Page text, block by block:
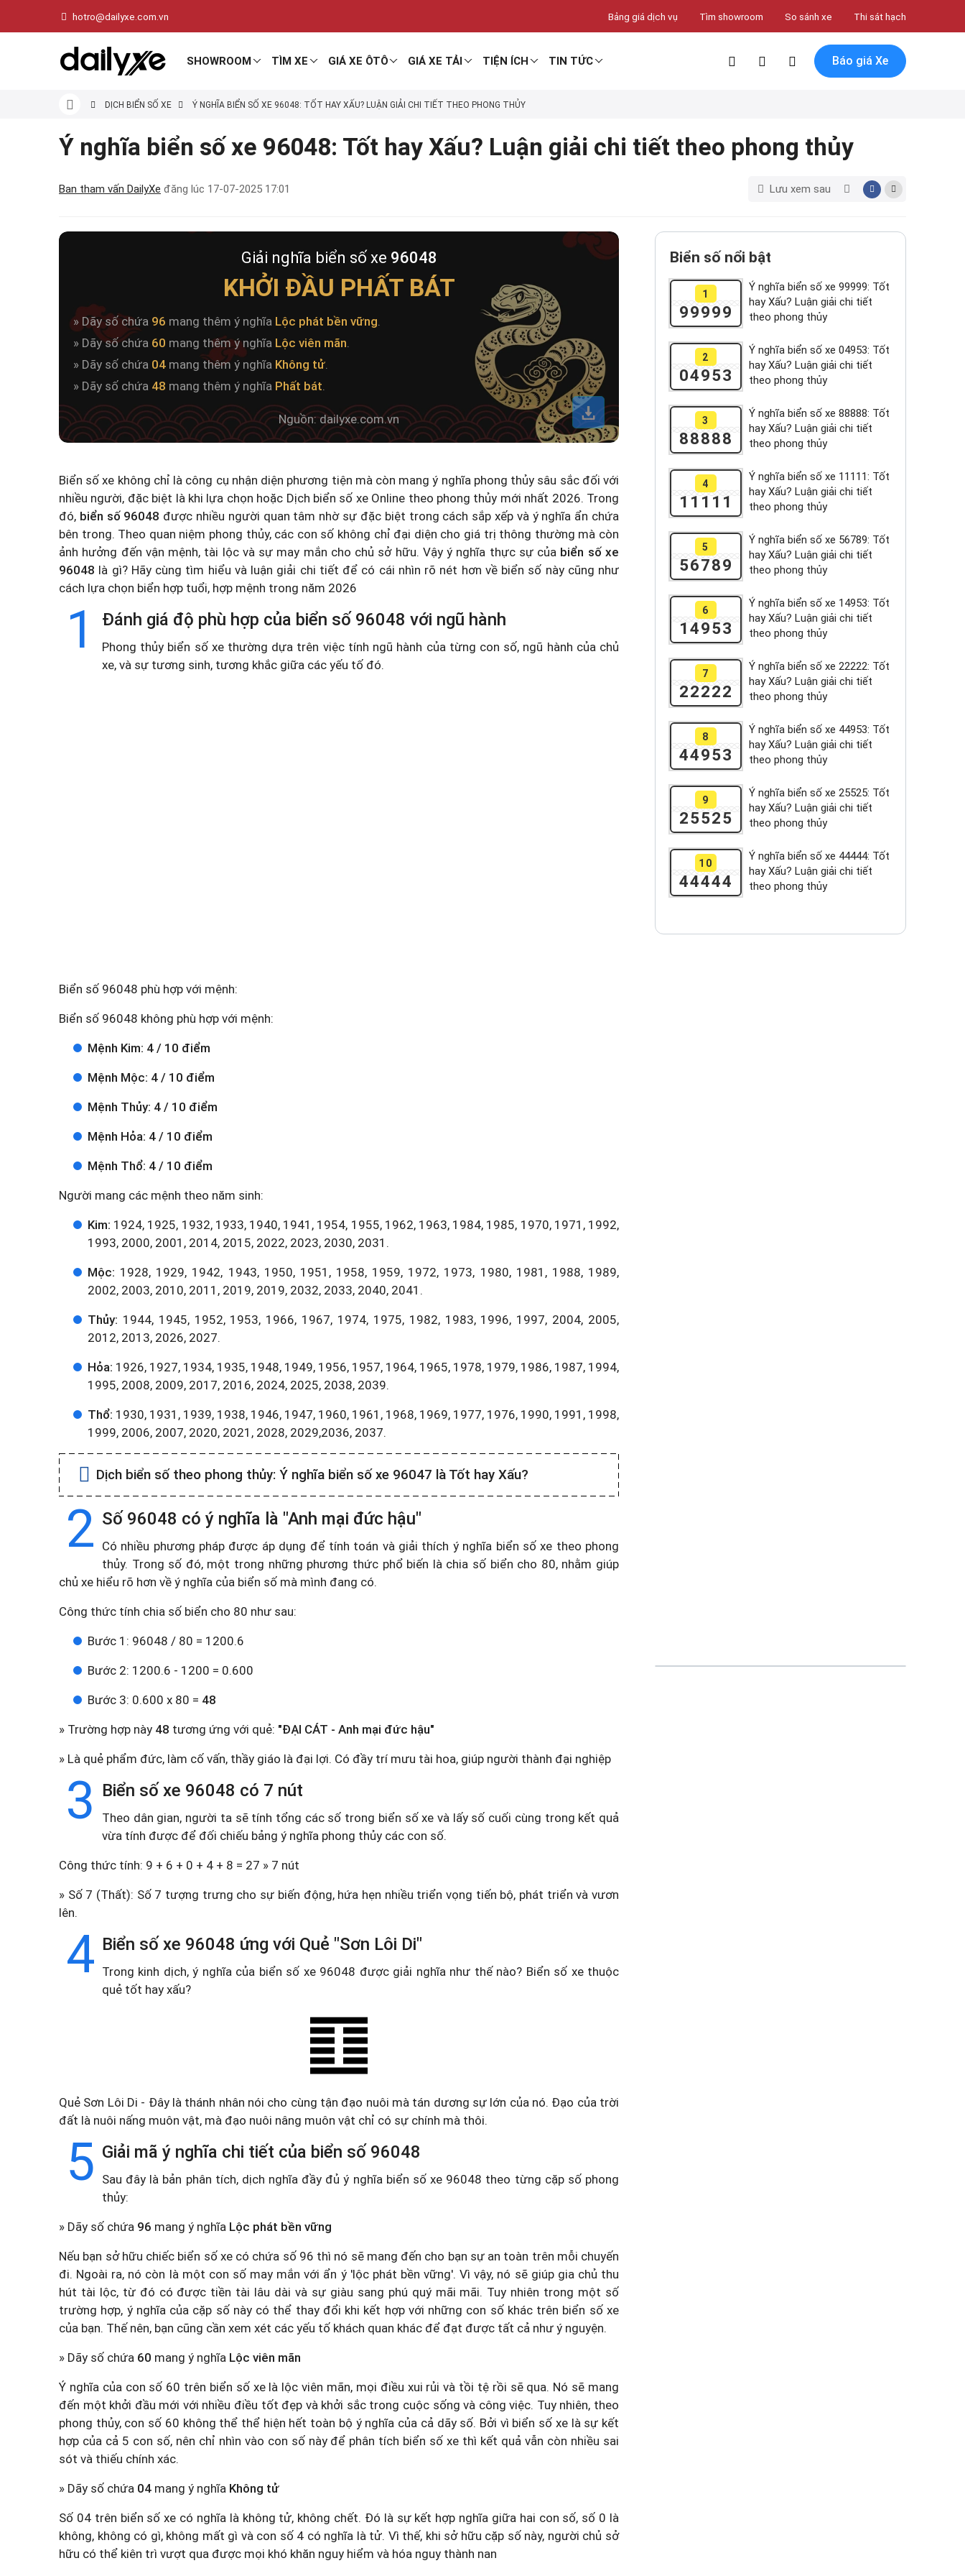
hotro@dailyxe.com.vn Bảng giá dịch vụ Tìm showroom So sánh xe Thi sát hạch
SHOWROOM TÌM XE GIÁ XE ÔTÔ GIÁ XE TẢI TIỆN ÍCH TIN TỨC Báo giá Xe
DỊCH BIỂN SỐ XE Ý NGHĨA BIỂN SỐ XE 96048: TỐT HAY XẤU? LUẬN GIẢI CHI TIẾT THEO PHONG THỦY
Ý nghĩa biển số xe 96048: Tốt hay Xấu? Luận giải chi tiết theo phong thủy
Ban tham vấn DailyXe đăng lúc 17-07-2025 17:01 Lưu xem sau
Giải nghĩa biển số xe 96048
KHỞI ĐẦU PHẤT BÁT
» Dãy số chứa 96 mang thêm ý nghĩa Lộc phát bền vững.
» Dãy số chứa 60 mang thêm ý nghĩa Lộc viên mãn.
» Dãy số chứa 04 mang thêm ý nghĩa Không tử.
» Dãy số chứa 48 mang thêm ý nghĩa Phất bát.
Nguồn: dailyxe.com.vn
Biển số xe không chỉ là công cụ nhận diện phương tiện mà còn mang ý nghĩa phong thủy sâu sắc đối với
nhiều người, đặc biệt là khi lựa chọn hoặc Dịch biển số xe Online theo phong thủy mới nhất 2026. Trong
đó, biển số 96048 được nhiều người quan tâm nhờ sự đặc biệt trong cách sắp xếp và ý nghĩa ẩn chứa
bên trong. Theo quan niệm phong thủy, các con số không chỉ đại diện cho giá trị thông thường mà còn
ảnh hưởng đến vận mệnh, tài lộc và sự may mắn cho chủ sở hữu. Vậy ý nghĩa thực sự của biển số xe
96048 là gì? Hãy cùng tìm hiểu và luận giải chi tiết để có cái nhìn rõ nét hơn về biển số này cũng như
cách lựa chọn biển hợp tuổi, hợp mệnh trong năm 2026
1 Đánh giá độ phù hợp của biển số 96048 với ngũ hành
Phong thủy biển số xe thường dựa trên việc tính ngũ hành của từng con số, ngũ hành của chủ
xe, và sự tương sinh, tương khắc giữa các yếu tố đó.
Biển số 96048 phù hợp với mệnh:
Biển số 96048 không phù hợp với mệnh:
Mệnh Kim: 4 / 10 điểm
Mệnh Mộc: 4 / 10 điểm
Mệnh Thủy: 4 / 10 điểm
Mệnh Hỏa: 4 / 10 điểm
Mệnh Thổ: 4 / 10 điểm
Người mang các mệnh theo năm sinh:
Kim: 1924, 1925, 1932, 1933, 1940, 1941, 1954, 1955, 1962, 1963, 1984, 1985, 1970, 1971, 1992,
1993, 2000, 2001, 2014, 2015, 2022, 2023, 2030, 2031.
Mộc: 1928, 1929, 1942, 1943, 1950, 1951, 1958, 1959, 1972, 1973, 1980, 1981, 1988, 1989,
2002, 2003, 2010, 2011, 2019, 2019, 2032, 2033, 2040, 2041.
Thủy: 1944, 1945, 1952, 1953, 1966, 1967, 1974, 1975, 1982, 1983, 1996, 1997, 2004, 2005,
2012, 2013, 2026, 2027.
Hỏa: 1926, 1927, 1934, 1935, 1948, 1949, 1956, 1957, 1964, 1965, 1978, 1979, 1986, 1987, 1994,
1995, 2008, 2009, 2017, 2016, 2024, 2025, 2038, 2039.
Thổ: 1930, 1931, 1939, 1938, 1946, 1947, 1960, 1961, 1968, 1969, 1977, 1976, 1990, 1991, 1998,
1999, 2006, 2007, 2020, 2021, 2028, 2029,2036, 2037.
Dịch biển số theo phong thủy: Ý nghĩa biển số xe 96047 là Tốt hay Xấu?
2 Số 96048 có ý nghĩa là "Anh mại đức hậu"
Có nhiều phương pháp được áp dụng để tính toán và giải thích ý nghĩa biển số xe theo phong
thủy. Trong số đó, một trong những phương thức phổ biến là chia số biển cho 80, nhằm giúp
chủ xe hiểu rõ hơn về ý nghĩa của biển số mà mình đang có.
Công thức tính chia số biển cho 80 như sau:
Bước 1: 96048 / 80 = 1200.6
Bước 2: 1200.6 - 1200 = 0.600
Bước 3: 0.600 x 80 = 48
» Trường hợp này 48 tương ứng với quẻ: "ĐẠI CÁT - Anh mại đức hậu"
» Là quẻ phẩm đức, làm cố vấn, thầy giáo là đại lợi. Có đầy trí mưu tài hoa, giúp người thành đại nghiệp
3 Biển số xe 96048 có 7 nút
Theo dân gian, người ta sẽ tính tổng các số trong biển số xe và lấy số cuối cùng trong kết quả
vừa tính được để đối chiếu bảng ý nghĩa phong thủy các con số.
Công thức tính: 9 + 6 + 0 + 4 + 8 = 27 » 7 nút
» Số 7 (Thất): Số 7 tượng trưng cho sự biến động, hứa hẹn nhiều triển vọng tiến bộ, phát triển và vươn
lên.
4 Biển số xe 96048 ứng với Quẻ "Sơn Lôi Di"
Trong kinh dịch, ý nghĩa của biển số xe 96048 được giải nghĩa như thế nào? Biển số xe thuộc
quẻ tốt hay xấu?
Quẻ Sơn Lôi Di - Đây là thánh nhân nói cho cùng tận đạo nuôi mà tán dương sự lớn của nó. Đạo của trời
đất là nuôi nấng muôn vật, mà đạo nuôi nâng muôn vật chỉ có sự chính mà thôi.
5 Giải mã ý nghĩa chi tiết của biển số 96048
Sau đây là bản phân tích, dịch nghĩa đầy đủ ý nghĩa biển số xe 96048 theo từng cặp số phong
thủy:
» Dãy số chứa 96 mang ý nghĩa Lộc phát bền vững
Nếu bạn sở hữu chiếc biển số xe có chứa số 96 thì nó sẽ mang đến cho bạn sự an toàn trên mỗi chuyến
đi. Ngoài ra, nó còn là một con số may mắn với ẩn ý 'lộc phát bền vững'. Vì vậy, nó sẽ giúp gia chủ thu
hút tài lộc, từ đó có được tiền tài lâu dài và sự giàu sang phú quý mãi mãi. Tuy nhiên trong một số
trường hợp, ý nghĩa của cặp số này có thể thay đổi khi kết hợp với những con số khác trên biển số xe
của bạn. Thế nên, bạn cũng cần xem xét các yếu tố khách quan khác để đạt được tất cả như ý nguyện.
» Dãy số chứa 60 mang ý nghĩa Lộc viên mãn
Ý nghĩa của con số 60 trên biển số xe là lộc viên mãn, mọi điều xui rủi và tồi tệ rồi sẽ qua. Nó sẽ mang
đến một khởi đầu mới với nhiều điều tốt đẹp và khởi sắc trong cuộc sống và công việc. Tuy nhiên, theo
phong thủy, con số 60 không thể thể hiện hết toàn bộ ý nghĩa của cả dãy số. Bởi vì biển số xe là sự kết
hợp của cả 5 con số, nên chỉ nhìn vào con số này để phân tích biển số xe thì kết quả vẫn còn nhiều sai
sót và thiếu chính xác.
» Dãy số chứa 04 mang ý nghĩa Không tử
Số 04 trên biển số xe có nghĩa là không tử, không chết. Đó là sự kết hợp nghĩa giữa hai con số, số 0 là
không, không có gì, không mất gì và con số 4 có nghĩa là tử. Vì thế, khi sở hữu cặp số này, người chủ sở
hữu có thể kiên trì vượt qua được mọi khó khăn nguy hiểm và hóa nguy thành nan
Biển số nổi bật
1
99999
Ý nghĩa biển số xe 99999: Tốt
hay Xấu? Luận giải chi tiết
theo phong thủy
2
04953
Ý nghĩa biển số xe 04953: Tốt
hay Xấu? Luận giải chi tiết
theo phong thủy
3
88888
Ý nghĩa biển số xe 88888: Tốt
hay Xấu? Luận giải chi tiết
theo phong thủy
4
11111
Ý nghĩa biển số xe 11111: Tốt
hay Xấu? Luận giải chi tiết
theo phong thủy
5
56789
Ý nghĩa biển số xe 56789: Tốt
hay Xấu? Luận giải chi tiết
theo phong thủy
6
14953
Ý nghĩa biển số xe 14953: Tốt
hay Xấu? Luận giải chi tiết
theo phong thủy
7
22222
Ý nghĩa biển số xe 22222: Tốt
hay Xấu? Luận giải chi tiết
theo phong thủy
8
44953
Ý nghĩa biển số xe 44953: Tốt
hay Xấu? Luận giải chi tiết
theo phong thủy
9
25525
Ý nghĩa biển số xe 25525: Tốt
hay Xấu? Luận giải chi tiết
theo phong thủy
10
44444
Ý nghĩa biển số xe 44444: Tốt
hay Xấu? Luận giải chi tiết
theo phong thủy